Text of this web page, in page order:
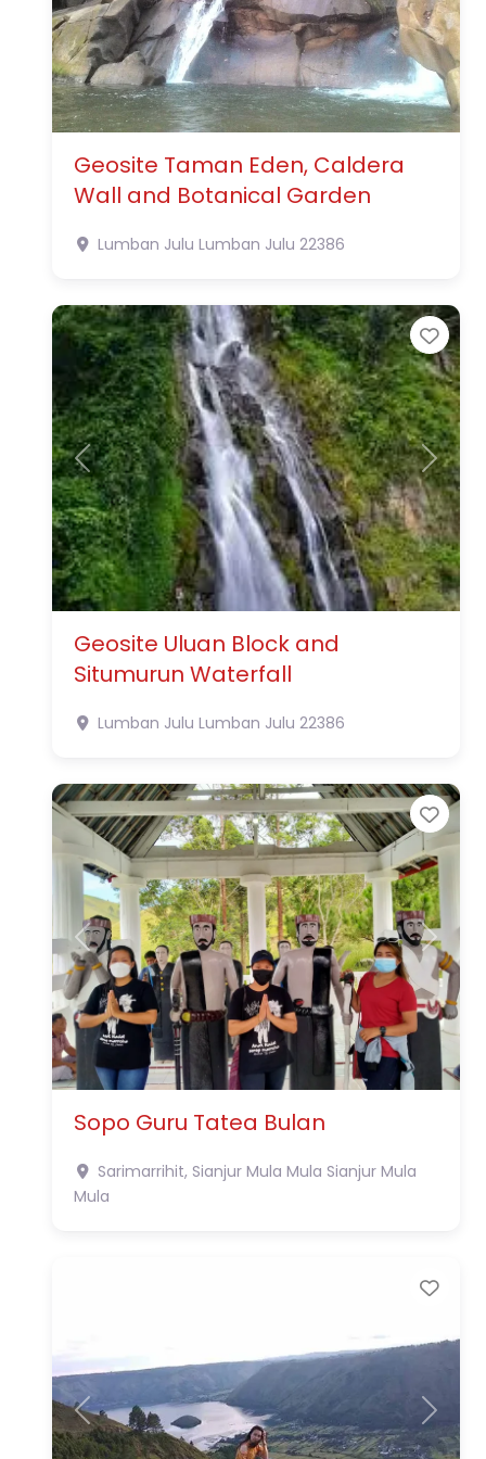
Geosite Taman Eden, Caldera
Wall and Botanical Garden
Lumban Julu Lumban Julu 22386
Previous Next
Geosite Uluan Block and
Situmurun Waterfall
Lumban Julu Lumban Julu 22386
Previous Next
Sopo Guru Tatea Bulan
Sarimarrihit, Sianjur Mula Mula Sianjur Mula
Mula
Previous Next